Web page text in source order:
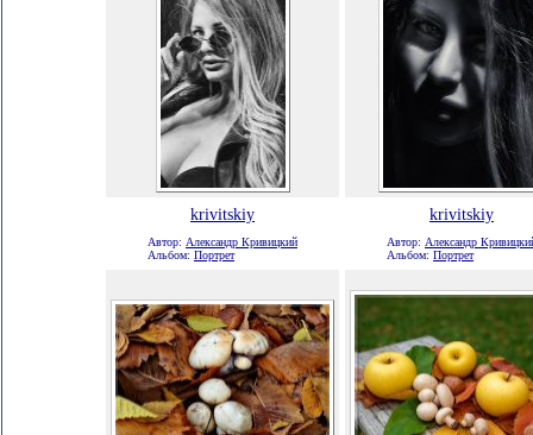
krivitskiy krivitskiy
Автор: Александр Кривицкий
Альбом: Портрет
Автор: Александр
Альбом: Портрет